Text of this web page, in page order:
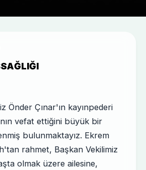
Önder Çınar'ın kayınpederi
vefat ettiğini büyük bir
bulunmaktayız. Ekrem
rahmet, Başkan Vekilimiz
olmak üzere ailesine,